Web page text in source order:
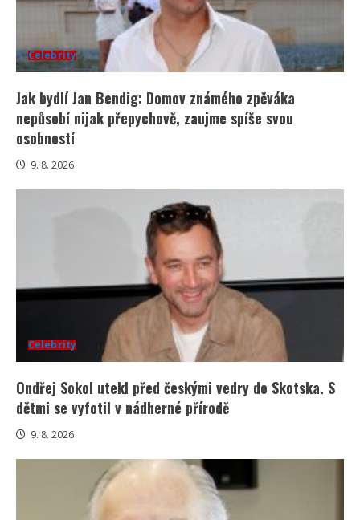
Celebrity
Jak bydlí Jan Bendig: Domov známého zpěváka
nepůsobí nijak přepychově, zaujme spíše svou
osobností
9. 8. 2026
Celebrity
Ondřej Sokol utekl před českými vedry do Skotska. S
dětmi se vyfotil v nádherné přírodě
9. 8. 2026